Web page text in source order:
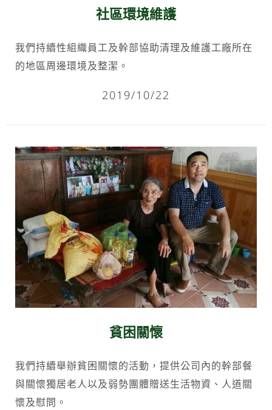
社區環境維護
我們持續性組織員工及幹部協助清理及維護工廠所在
的地區周邊環境及整潔。
2019/10/22
貧困關懷
我們持續舉辦貧困關懷的活動，提供公司內的幹部餐
與關懷獨居老人以及弱勢團體贈送生活物資、人道關
懷及慰問。